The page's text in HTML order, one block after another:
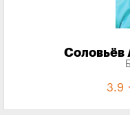
Соловьёв
3.9